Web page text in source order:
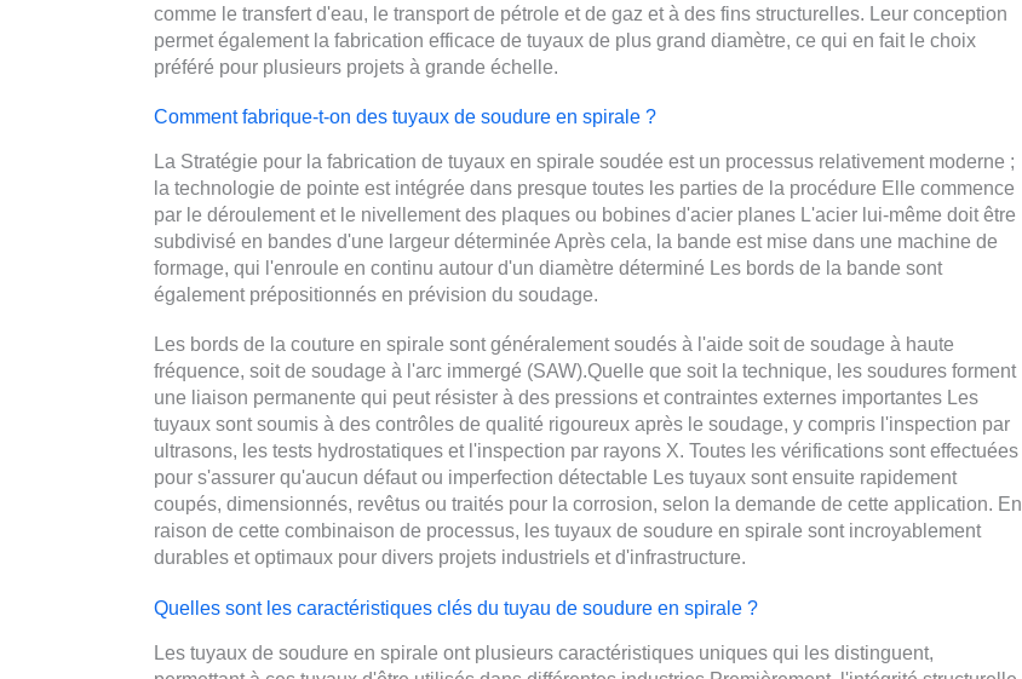
comme le transfert d'eau, le transport de pétrole et de gaz et à des fins structurelles. Leur conception
permet également la fabrication efficace de tuyaux de plus grand diamètre, ce qui en fait le choix
préféré pour plusieurs projets à grande échelle.
Comment fabrique-t-on des tuyaux de soudure en spirale ?
La Stratégie pour la fabrication de tuyaux en spirale soudée est un processus relativement moderne ;
la technologie de pointe est intégrée dans presque toutes les parties de la procédure Elle commence
par le déroulement et le nivellement des plaques ou bobines d'acier planes L'acier lui-même doit être
subdivisé en bandes d'une largeur déterminée Après cela, la bande est mise dans une machine de
formage, qui l'enroule en continu autour d'un diamètre déterminé Les bords de la bande sont
également prépositionnés en prévision du soudage.
Les bords de la couture en spirale sont généralement soudés à l'aide soit de soudage à haute
fréquence, soit de soudage à l'arc immergé (SAW).Quelle que soit la technique, les soudures forment
une liaison permanente qui peut résister à des pressions et contraintes externes importantes Les
tuyaux sont soumis à des contrôles de qualité rigoureux après le soudage, y compris l'inspection par
ultrasons, les tests hydrostatiques et l'inspection par rayons X. Toutes les vérifications sont effectuées
pour s'assurer qu'aucun défaut ou imperfection détectable Les tuyaux sont ensuite rapidement
coupés, dimensionnés, revêtus ou traités pour la corrosion, selon la demande de cette application. En
raison de cette combinaison de processus, les tuyaux de soudure en spirale sont incroyablement
durables et optimaux pour divers projets industriels et d'infrastructure.
Quelles sont les caractéristiques clés du tuyau de soudure en spirale ?
Les tuyaux de soudure en spirale ont plusieurs caractéristiques uniques qui les distinguent,